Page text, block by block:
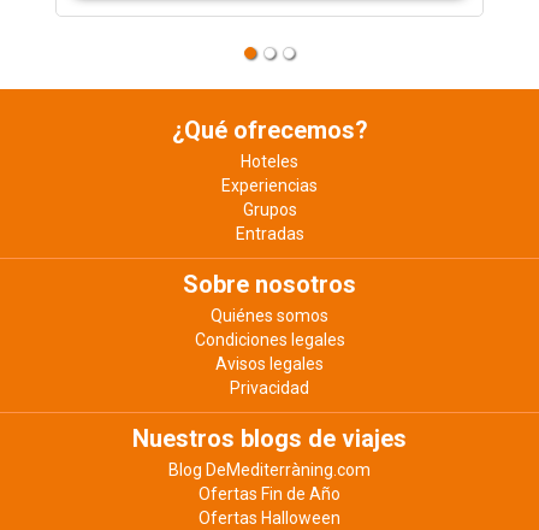
¿Qué ofrecemos?
Hoteles
Experiencias
Grupos
Entradas
Sobre nosotros
Quiénes somos
Condiciones legales
Avisos legales
Privacidad
Nuestros blogs de viajes
Blog DeMediterràning.com
Ofertas Fin de Año
Ofertas Halloween